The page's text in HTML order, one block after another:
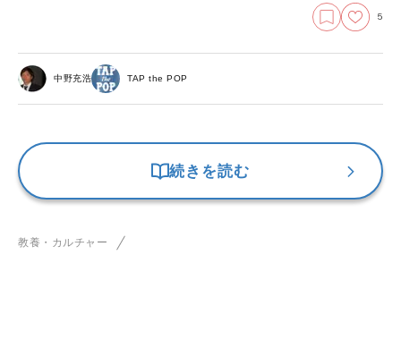
5
中野充浩 TAP the POP
続きを読む
教養・カルチャー